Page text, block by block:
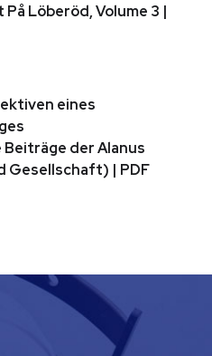
Löberöd, Volume 3 |
eines
der Alanus
Gesellschaft) | PDF